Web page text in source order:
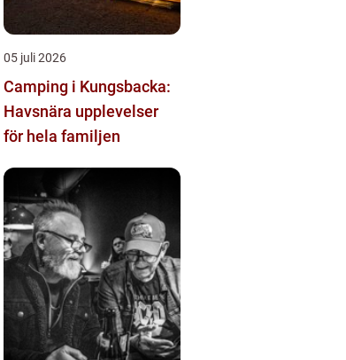
05 juli 2026
Camping i Kungsbacka:
Havsnära upplevelser
för hela familjen